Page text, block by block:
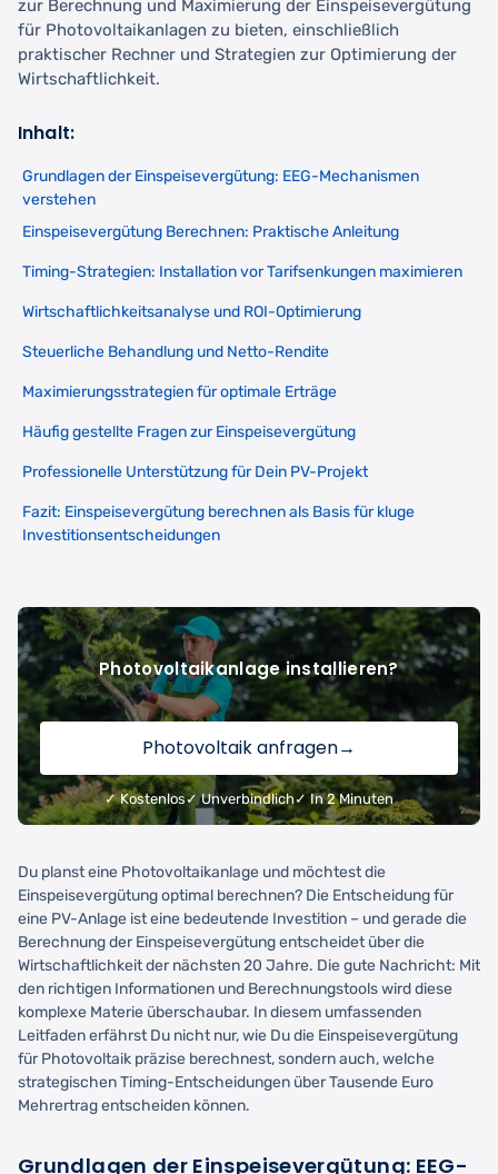
zur Berechnung und Maximierung der Einspeisevergütung
für Photovoltaikanlagen zu bieten, einschließlich
praktischer Rechner und Strategien zur Optimierung der
Wirtschaftlichkeit.
Inhalt:
Grundlagen der Einspeisevergütung: EEG-Mechanismen
verstehen
Einspeisevergütung Berechnen: Praktische Anleitung
Timing-Strategien: Installation vor Tarifsenkungen maximieren
Wirtschaftlichkeitsanalyse und ROI-Optimierung
Steuerliche Behandlung und Netto-Rendite
Maximierungsstrategien für optimale Erträge
Häufig gestellte Fragen zur Einspeisevergütung
Professionelle Unterstützung für Dein PV-Projekt
Fazit: Einspeisevergütung berechnen als Basis für kluge
Investitionsentscheidungen
Photovoltaikanlage installieren?
Photovoltaik anfragen→
✓ Kostenlos✓ Unverbindlich ✓ In 2 Minuten
Du planst eine Photovoltaikanlage und möchtest die
Einspeisevergütung optimal berechnen? Die Entscheidung für
eine PV-Anlage ist eine bedeutende Investition – und gerade die
Berechnung der Einspeisevergütung entscheidet über die
Wirtschaftlichkeit der nächsten 20 Jahre. Die gute Nachricht: Mit
den richtigen Informationen und Berechnungstools wird diese
komplexe Materie überschaubar. In diesem umfassenden
Leitfaden erfährst Du nicht nur, wie Du die Einspeisevergütung
für Photovoltaik präzise berechnest, sondern auch, welche
strategischen Timing-Entscheidungen über Tausende Euro
Mehrertrag entscheiden können.
Grundlagen der Einspeisevergütung: EEG-